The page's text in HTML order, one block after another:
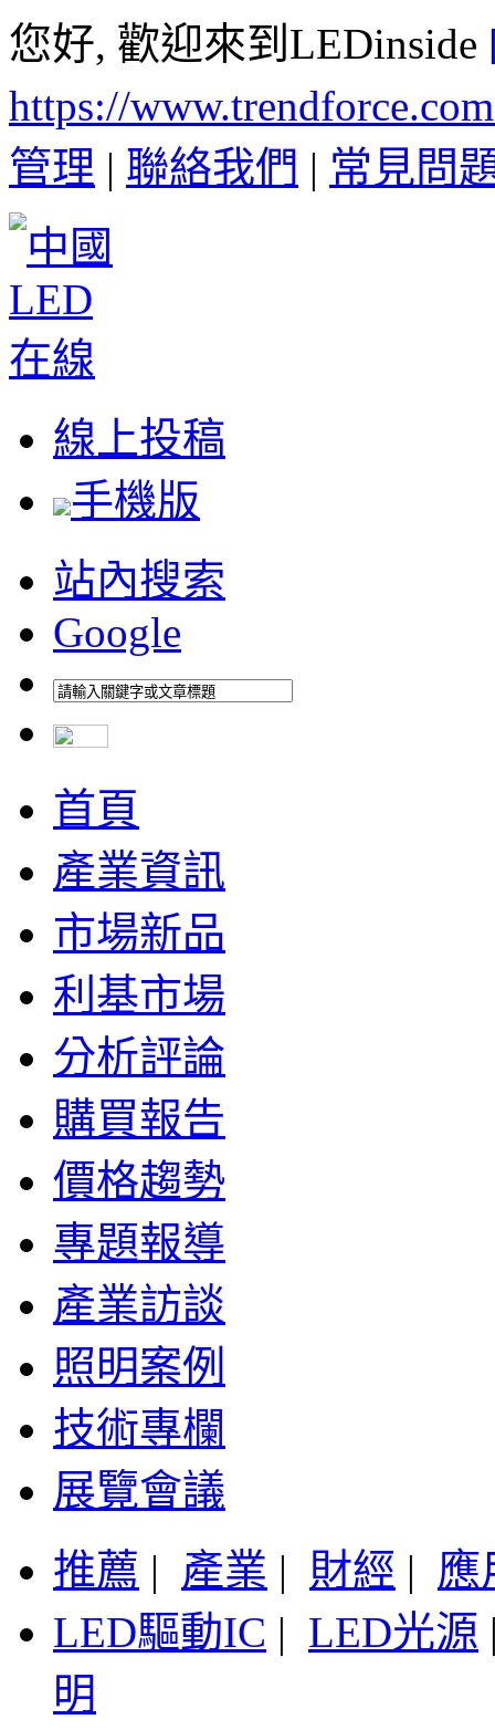
您好, 歡迎來到LEDinside
https://
管理 | 聯絡我們 | 常見問
線上投稿
手機版
站內搜索
Google
首頁
產業資訊
市場新品
利基市場
分析評論
購買報告
價格趨勢
專題報導
產業訪談
照明案例
技術專欄
展覽會議
推薦 | 產業 | 財經 | 應
LED驅動IC | LED光源
明